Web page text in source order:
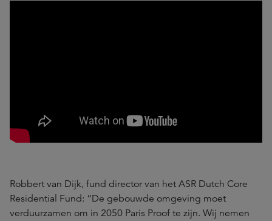
Robbert van Dijk, fund director van het ASR Dutch Core
Residential Fund: “De gebouwde omgeving moet
verduurzamen om in 2050 Paris Proof te zijn. Wij nemen